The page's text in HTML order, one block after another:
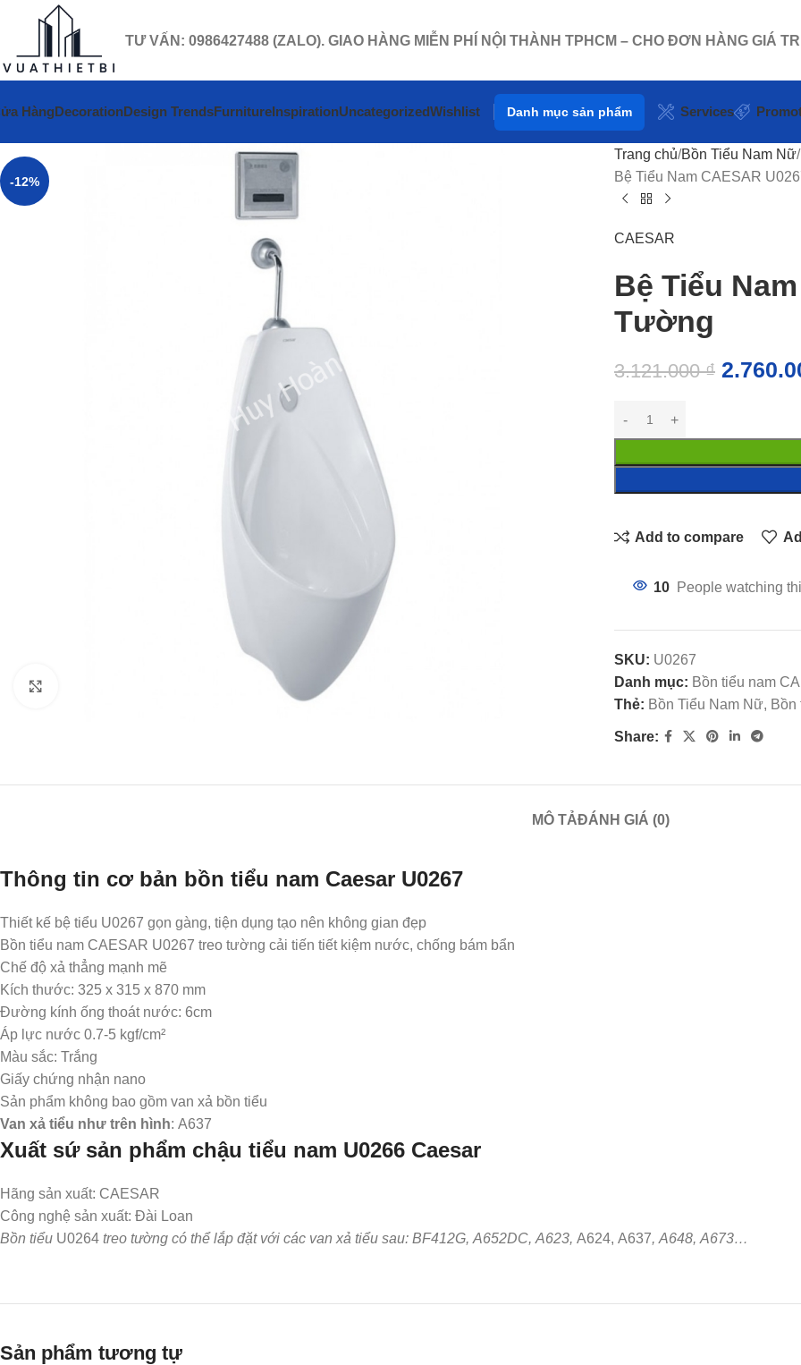
TƯ VẤN: 0986427488 (ZALO). GIAO HÀNG MIỄN PHÍ NỘI THÀNH TPHCM – CHO ĐƠN HÀNG GIÁ
HàngDecorationDesign TrendsFurnitureInspirationUncategorizedWishlist Danh mục sản phẩm Services
-12%
Trang chủ Bồn Tiểu Nam Nữ
Bệ Tiểu Nam CAESAR
CAESAR
Bệ Tiểu
Tường
3.121.000₫
Add to compare
10 People watching
SKU: U0267
Danh mục: Bồn tiểu nam
Thẻ: Bồn Tiểu Nam Nữ,
Share:
MÔ TẢĐÁNH GIÁ (0)
Thông tin cơ bản bồn tiểu nam Caesar U0267
Thiết kế bệ tiểu U0267 gọn gàng, tiện dụng tạo nên không gian đẹp
Bồn tiểu nam CAESAR U0267 treo tường cải tiến tiết kiệm nước, chống bám bẩn
Chế độ xả thẳng mạnh mẽ
Kích thước: 325 x 315 x 870 mm
Đường kính ống thoát nước: 6cm
Áp lực nước 0.7-5 kgf/cm²
Màu sắc: Trắng
Giấy chứng nhận nano
Sản phẩm không bao gồm van xả bồn tiểu
Van xả tiểu như trên hình: A637
Xuất sứ sản phẩm chậu tiểu nam U0266 Caesar
Hãng sản xuất: CAESAR
Công nghệ sản xuất: Đài Loan
Bồn tiểu U0264 treo tường có thể lắp đặt với các van xả tiểu sau: BF412G, A652DC, A623, A624, A637, A648, A673…
Sản phẩm tương tự